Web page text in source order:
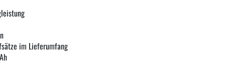
im Lieferumfang